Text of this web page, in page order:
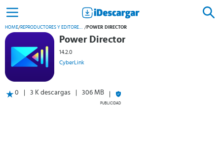
HOME/ REPRODUCTORES Y EDITORES DE VÍDEO / POWER DIRECTOR
Power Director
14.2.0
CyberLink
0 3 K descargas 306 MB
PUBLICIDAD